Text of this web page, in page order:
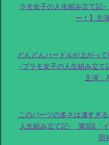
ラモ女子の人生組み立て
ー！】主
どんどんハードルが上がっ
-プラモ女子の人生組み立
主演：
このパーツの多さは凄すぎ
人生組み立て記- 第3話「
田